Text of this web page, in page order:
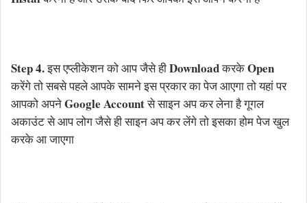
Step 4.इस एप्लीकेशन को आप जैसे हीDownloadकरकेOpen
करेंगे तो सबसे पहले आपके सामने इस प्रकार का पेज आएगा तो यहां पर
आपको अपनेGoogle Accountसे साइन अप कर लेना है गूगल
अकाउंट से आप लोग जैसे ही साइन अप कर लेंगे तो इसका होम पेज खुल
करके आ जाएगा